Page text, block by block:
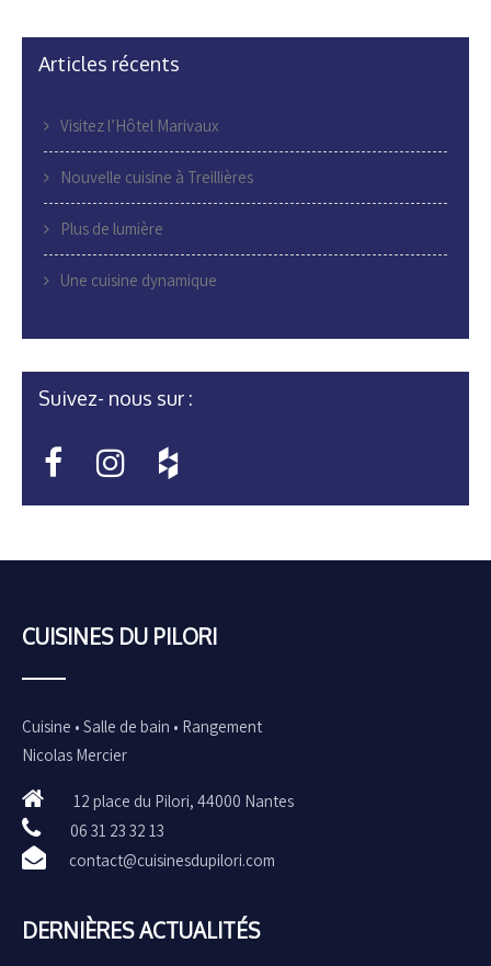
Articles récents
Visitez l’Hôtel Marivaux
Nouvelle cuisine à Treillières
Plus de lumière
Une cuisine dynamique
Suivez- nous sur :
CUISINES DU PILORI
Cuisine • Salle de bain • Rangement
Nicolas Mercier
12 place du Pilori, 44000 Nantes
06 31 23 32 13
contact@cuisinesdupilori.com
DERNIÈRES ACTUALITÉS